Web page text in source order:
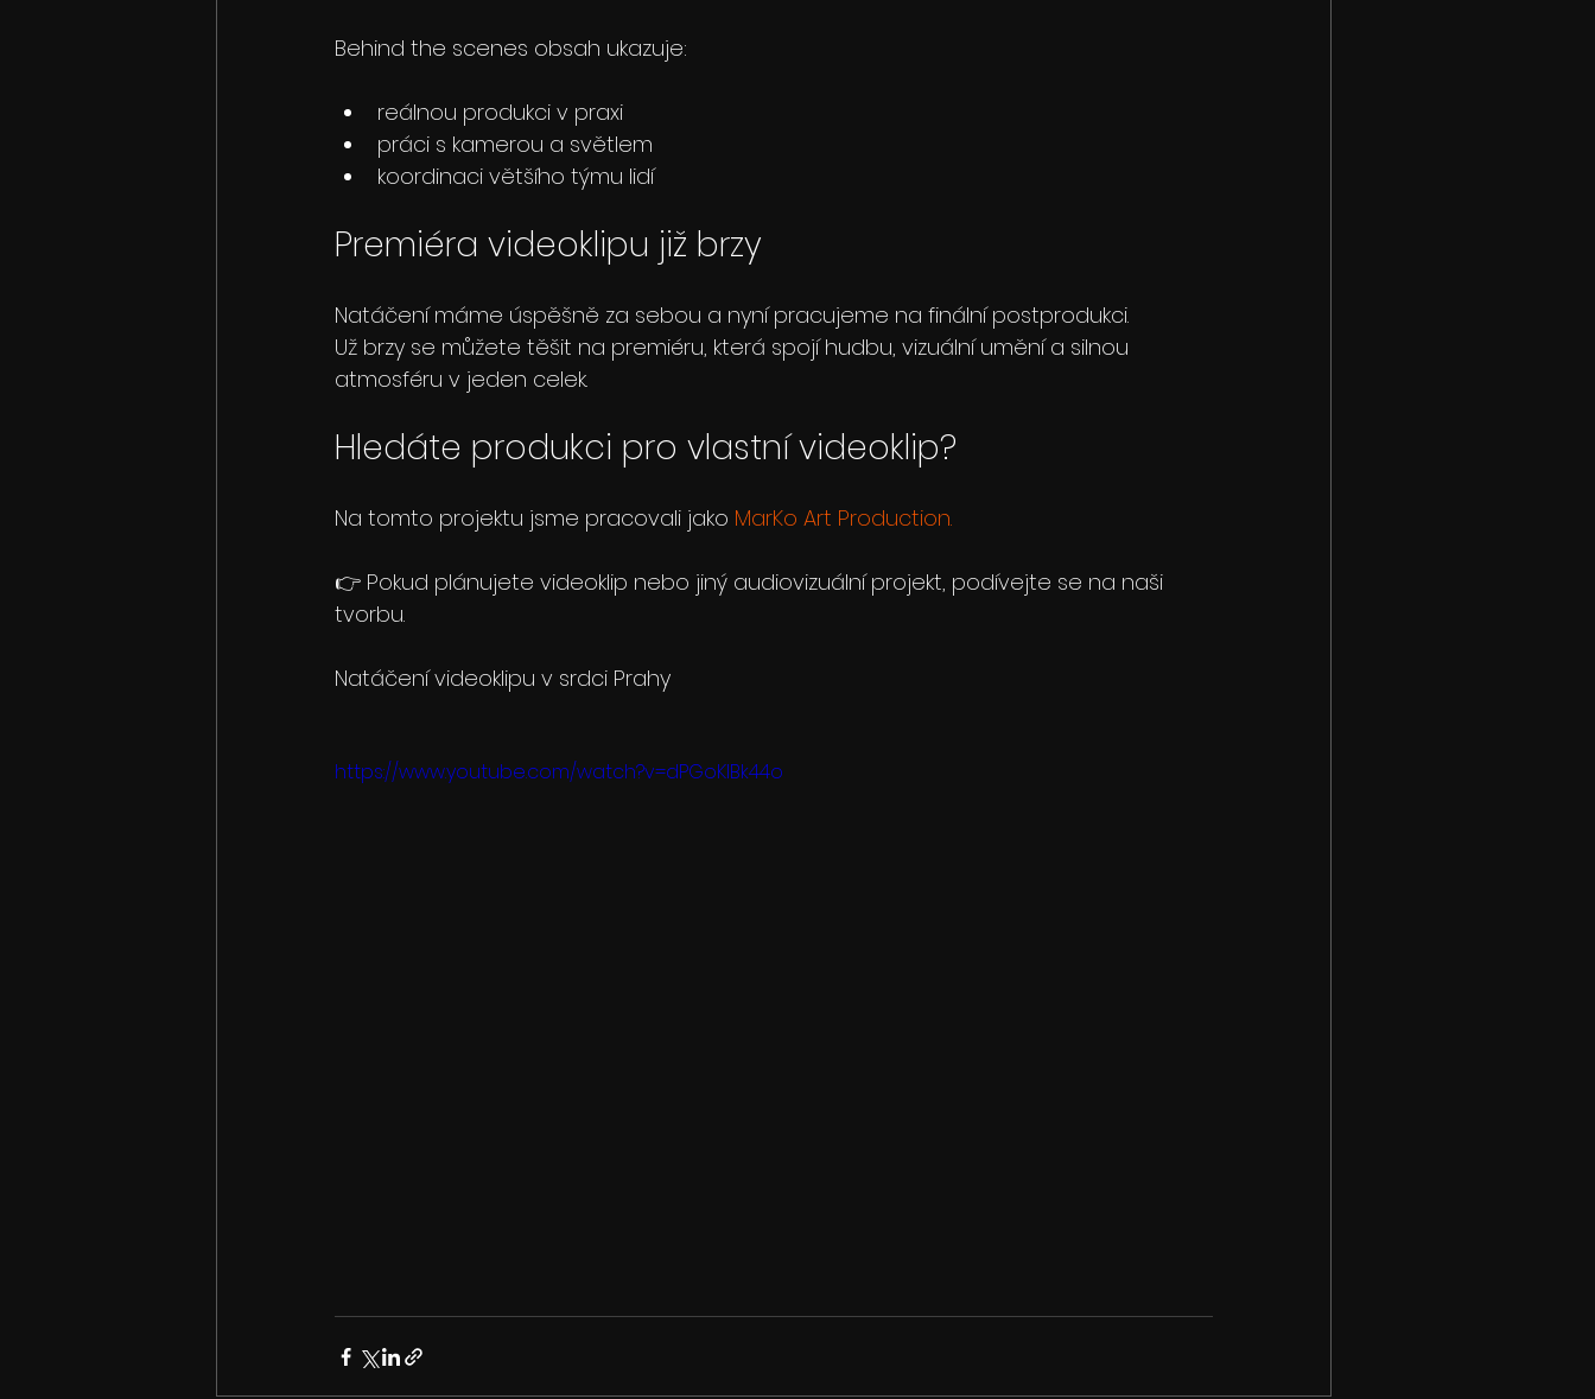
Behind the scenes obsah ukazuje:
reálnou produkci v praxi
práci s kamerou a světlem
koordinaci většího týmu lidí
Premiéra videoklipu již brzy
Natáčení máme úspěšně za sebou a nyní pracujeme na finální postprodukci.
Už brzy se můžete těšit na premiéru, která spojí hudbu, vizuální umění a silnou
atmosféru v jeden celek.
Hledáte produkci pro vlastní videoklip?
Na tomto projektu jsme pracovali jako MarKo Art Production.
👉 Pokud plánujete videoklip nebo jiný audiovizuální projekt, podívejte se na naši
tvorbu.
Natáčení videoklipu v srdci Prahy
https://www.youtube.com/watch?v=dPGoKIBk44o